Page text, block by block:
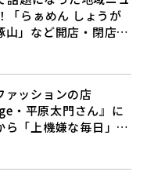
「らぁめん しょうが
」など開店・閉店の
でご紹介♪
ァッションの店
・平原太門さん』に
「上機嫌な毎日」を